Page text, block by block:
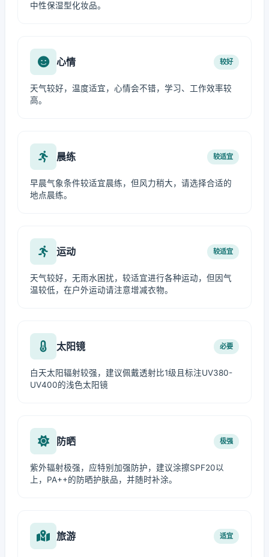
中性保湿型化妆品。
心情 较好
天气较好，温度适宜，心情会不错，学习、工作效率较
高。
晨练 较适宜
早晨气象条件较适宜晨练，但风力稍大，请选择合适的
地点晨练。
运动 较适宜
天气较好，无雨水困扰，较适宜进行各种运动，但因气
温较低，在户外运动请注意增减衣物。
太阳镜 必要
白天太阳辐射较强，建议佩戴透射比1级且标注UV380-
UV400的浅色太阳镜
防晒 极强
紫外辐射极强，应特别加强防护，建议涂擦SPF20以
上，PA++的防晒护肤品，并随时补涂。
旅游 适宜